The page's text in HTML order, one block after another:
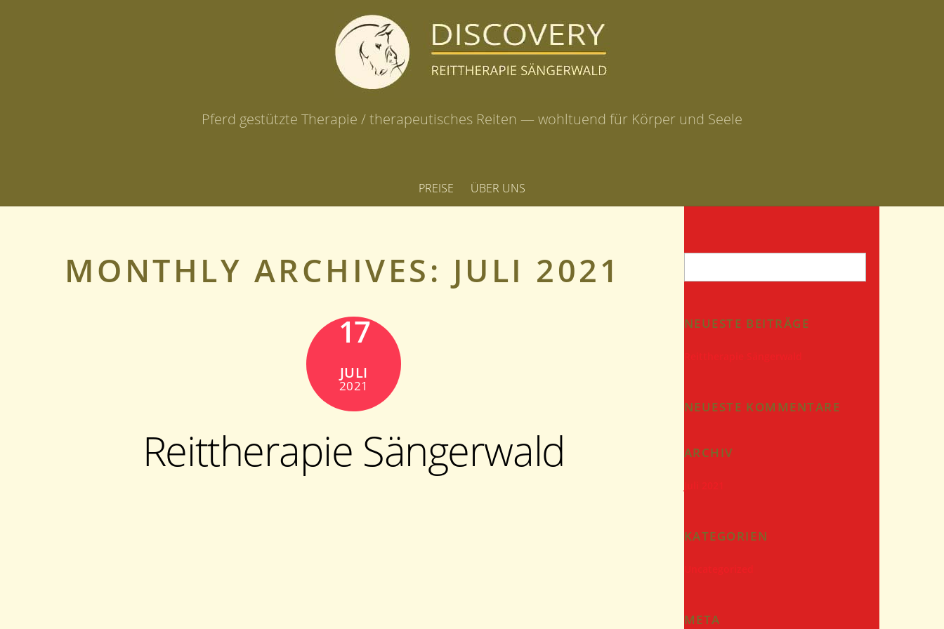
Pferd gestützte Therapie / therapeutisches Reiten — wohltuend für Körper und Seele
PREISE ÜBER UNS
MONTHLY ARCHIVES: JULI 2021
17
JULI
2021
Reittherapie Sängerwald
NEUESTE BEITRÄGE
NEUESTE KOMMENTARE
ARCHIV
KATEGORIEN
META